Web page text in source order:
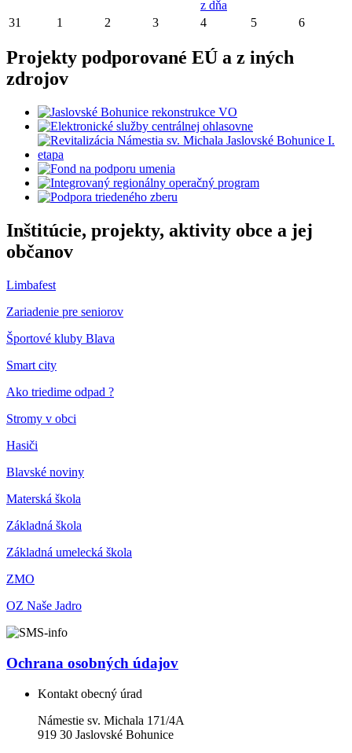
z dňa
31 1 2 3 4 5 6
Projekty podporované EÚ a z iných
zdrojov
Inštitúcie, projekty, aktivity obce a jej
občanov
Limbafest
Zariadenie pre seniorov
Športové kluby Blava
Smart city
Ako triedime odpad ?
Stromy v obci
Hasiči
Blavské noviny
Materská škola
Základná škola
Základná umelecká škola
ZMO
OZ Naše Jadro
Ochrana osobných údajov
Kontakt obecný úrad
Námestie sv. Michala 171/4A
919 30 Jaslovské Bohunice